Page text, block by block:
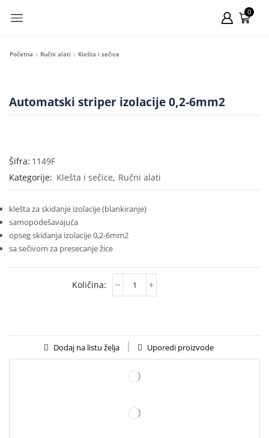
0
Početna Ručni alati Klešta i sečice
Automatski striper izolacije 0,2-6mm2
Šifra: 1149F
Kategorije: Klešta i sečice, Ručni alati
klešta za skidanje izolacije (blankiranje)
samopodešavajuća
opseg skidanja izolacije 0,2-6mm2
sa sečivom za presecanje žice
Dodaj na listu želja Uporedi proizvode